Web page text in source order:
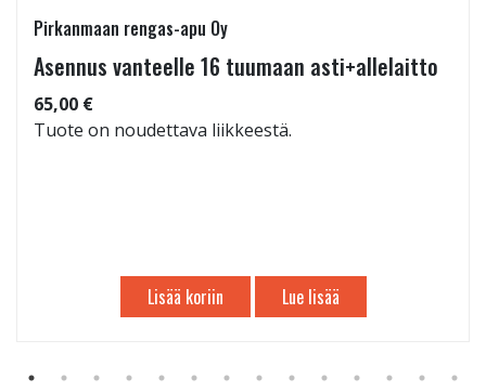
Pirkanmaan rengas-apu Oy
Asennus vanteelle 16 tuumaan asti+allelaitto
65,00 €
Tuote on noudettava liikkeestä.
Lisää koriin Lue lisää